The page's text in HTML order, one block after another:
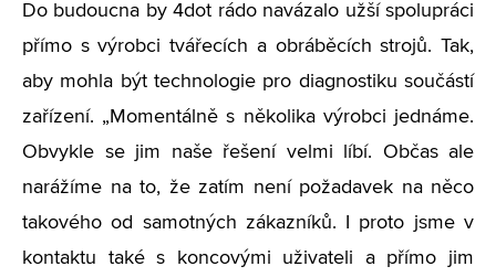
Do budoucna by 4dot rádo navázalo užší spolupráci
přímo s výrobci tvářecích a obráběcích strojů. Tak,
aby mohla být technologie pro diagnostiku součástí
zařízení. „Momentálně s několika výrobci jednáme.
Obvykle se jim naše řešení velmi líbí. Občas ale
narážíme na to, že zatím není požadavek na něco
takového od samotných zákazníků. I proto jsme v
kontaktu také s koncovými uživateli a přímo jim